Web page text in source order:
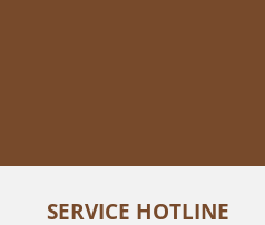
SERVICE HOTLINE